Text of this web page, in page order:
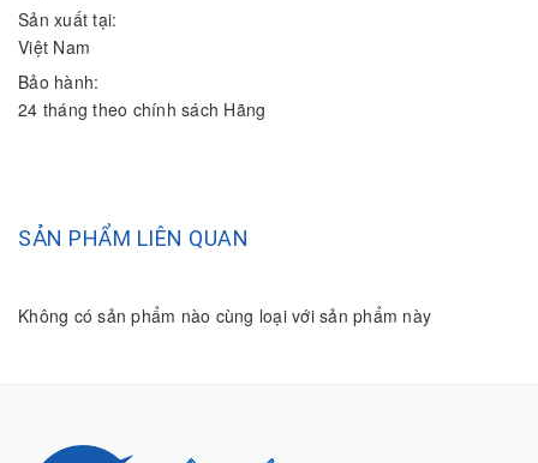
Sản xuất tại:
Việt Nam
Bảo hành:
24 tháng theo chính sách Hãng
SẢN PHẨM LIÊN QUAN
Không có sản phẩm nào cùng loại với sản phẩm này